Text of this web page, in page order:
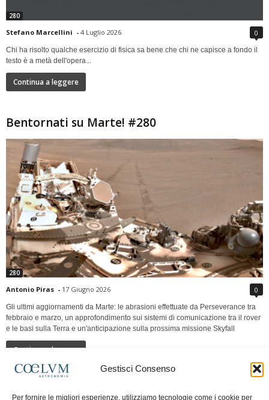
Gestisci Consenso
Per fornire le migliori esperienze, utilizziamo tecnologie come i cookie per
280
Stefano Marcellini - 4 Luglio 2026 0
Chi ha risolto qualche esercizio di fisica sa bene che chi ne capisce a fondo il
testo è a metà dell'opera...
Continua a leggere
Bentornati su Marte! #280
280
Antonio Piras - 17 Giugno 2026 0
Gli ultimi aggiornamenti da Marte: le abrasioni effettuate da Perseverance tra
febbraio e marzo, un approfondimento sui sistemi di comunicazione tra il rover
e le basi sulla Terra e un'anticipazione sulla prossima missione Skyfall
Continua a leggere